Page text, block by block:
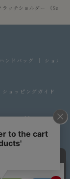
ラッチショルダー 《
More
ィアム』。流線形
選ぶことへの“意
仕事を融合させ、
ショッピングガイド
ハンドバッグ ショル